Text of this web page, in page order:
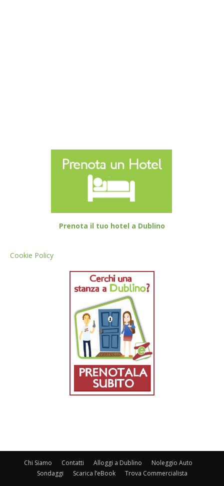
Prenota il tuo hotel a Dublino
Cookie Policy
Chi Siamo Contatti Alloggi a Dublino
Noleggio Auto
Sondaggi
Scarica l’eBook Trova Commercialista